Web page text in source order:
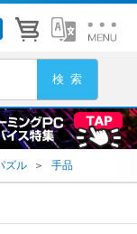
ズル ＞ 手品